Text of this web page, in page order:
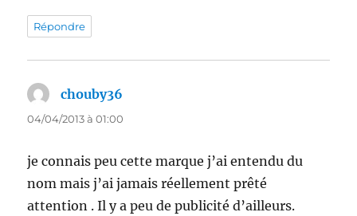
Répondre
chouby36
04/04/2013 à 01:00
je connais peu cette marque j’ai entendu du
nom mais j’ai jamais réellement prêté
attention . Il y a peu de publicité d’ailleurs.